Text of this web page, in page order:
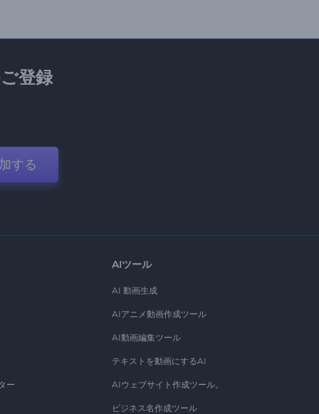
登録
する
ー
AIツール
AI 動画生成
AIアニメ動画作成ツール
AI動画編集ツール
テキストを動画にするAI
AIウェブサイト作成ツール。
ビジネス名作成ツール